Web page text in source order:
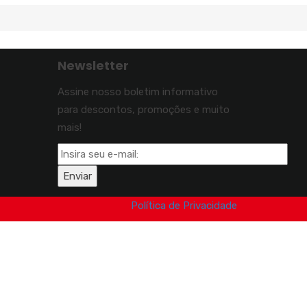
Newsletter
Assine nosso boletim informativo
para descontos, promoções e muito
mais!
Política de Privacidade